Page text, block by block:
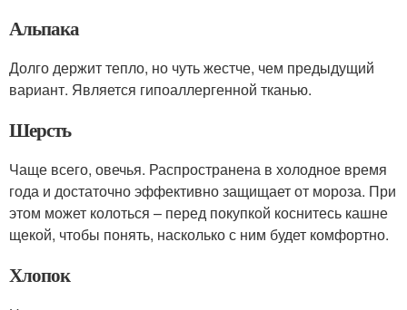
Альпака
Долго держит тепло, но чуть жестче, чем предыдущий
вариант. Является гипоаллергенной тканью.
Шерсть
Чаще всего, овечья. Распространена в холодное время
года и достаточно эффективно защищает от мороза. При
этом может колоться – перед покупкой коснитесь кашне
щекой, чтобы понять, насколько с ним будет комфортно.
Хлопок